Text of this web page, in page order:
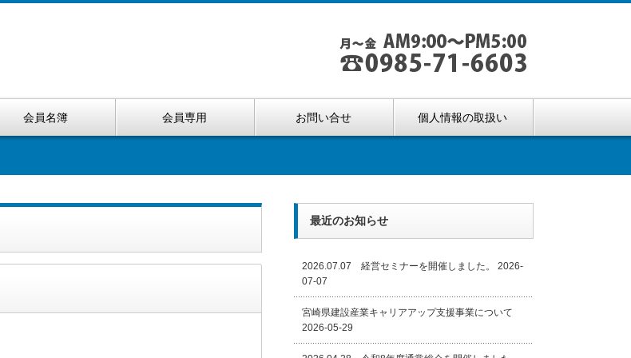
会員名簿 会員専用 お問い合せ 個人情報の取扱い
最近のお知らせ
2026.07.07 経営セミナーを開催しました。
2026-
07-07
宮崎県建設産業キャリアアップ支援事業について
2026-05-29